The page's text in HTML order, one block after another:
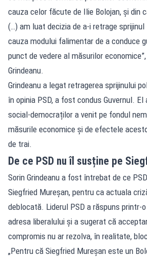
cauza celor făcute de Ilie Bolojan, și din
(…) am luat decizia de a-i retrage sprijinul
cauza modului falimentar de a conduce
punct de vedere al măsurilor
Grindeanu.
Grindeanu a legat retragerea sprijinului
în opinia PSD, a fost condus Guvernul.
social-democraților a venit pe fondul
măsurile economice și de efectele
de trai.
De ce PSD nu îl susține pe
Sorin Grindeanu a fost întrebat de ce
Siegfried Mureșan, pentru ca actuala
deblocată. Liderul PSD a răspuns printr-
adresa liberalului și a sugerat că
compromis nu ar rezolva, în realitate,
„Pentru că Siegfried Mureșan este un